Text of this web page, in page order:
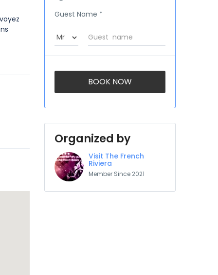
Guest Name *
BOOK NOW
Organized by
Visit The French
Riviera
Member Since 2021